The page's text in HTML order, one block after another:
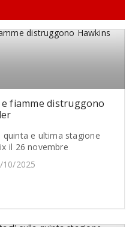
fiamme distruggono
e ultima stagione
il 26 novembre
10/2025